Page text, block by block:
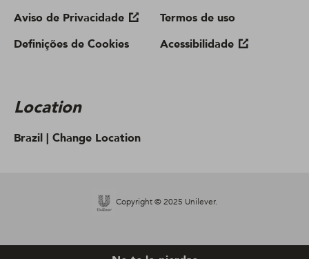
Aviso de Privacidade
Definições de Cookies
Termos de uso
Acessibilidade
Location
Brazil | Change Location
Copyright © 2025 Unilever.